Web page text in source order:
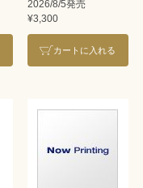
版】TAKARAZUKA
REVUE 2026
2026/8/5発売
¥3,300
カートに入れる